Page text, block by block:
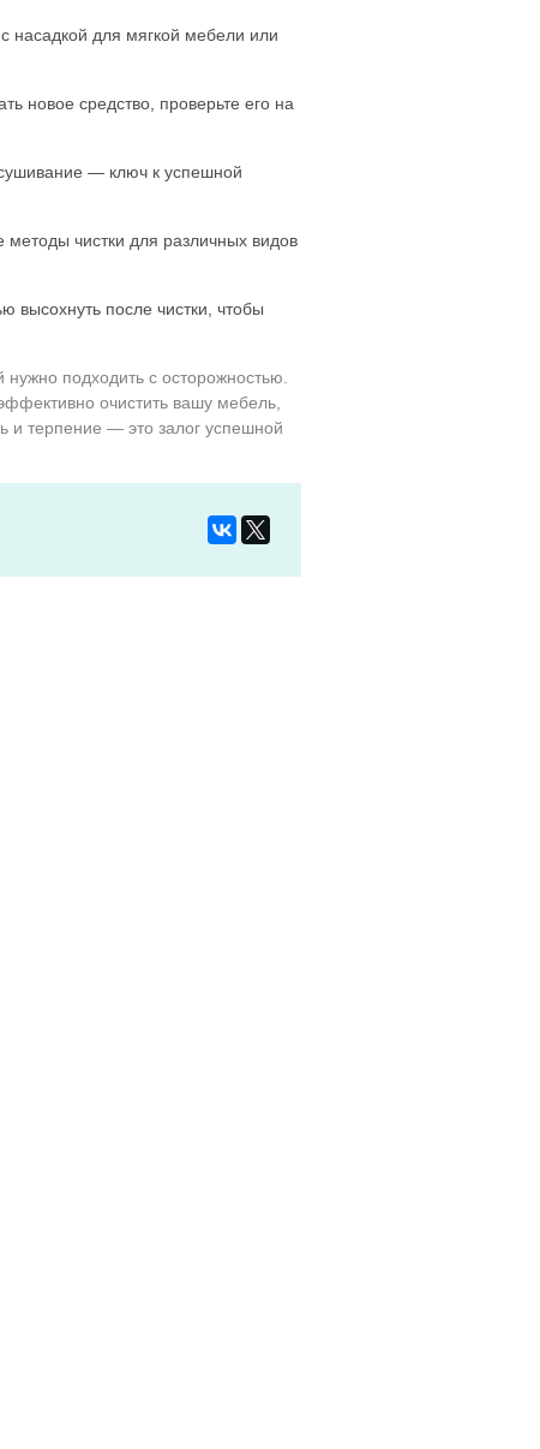
насадкой для мягкой мебели или
новое средство, проверьте его на
— ключ к успешной
чистки для различных видов
после чистки, чтобы
подходить с осторожностью.
очистить вашу мебель,
и терпение — это залог успешной